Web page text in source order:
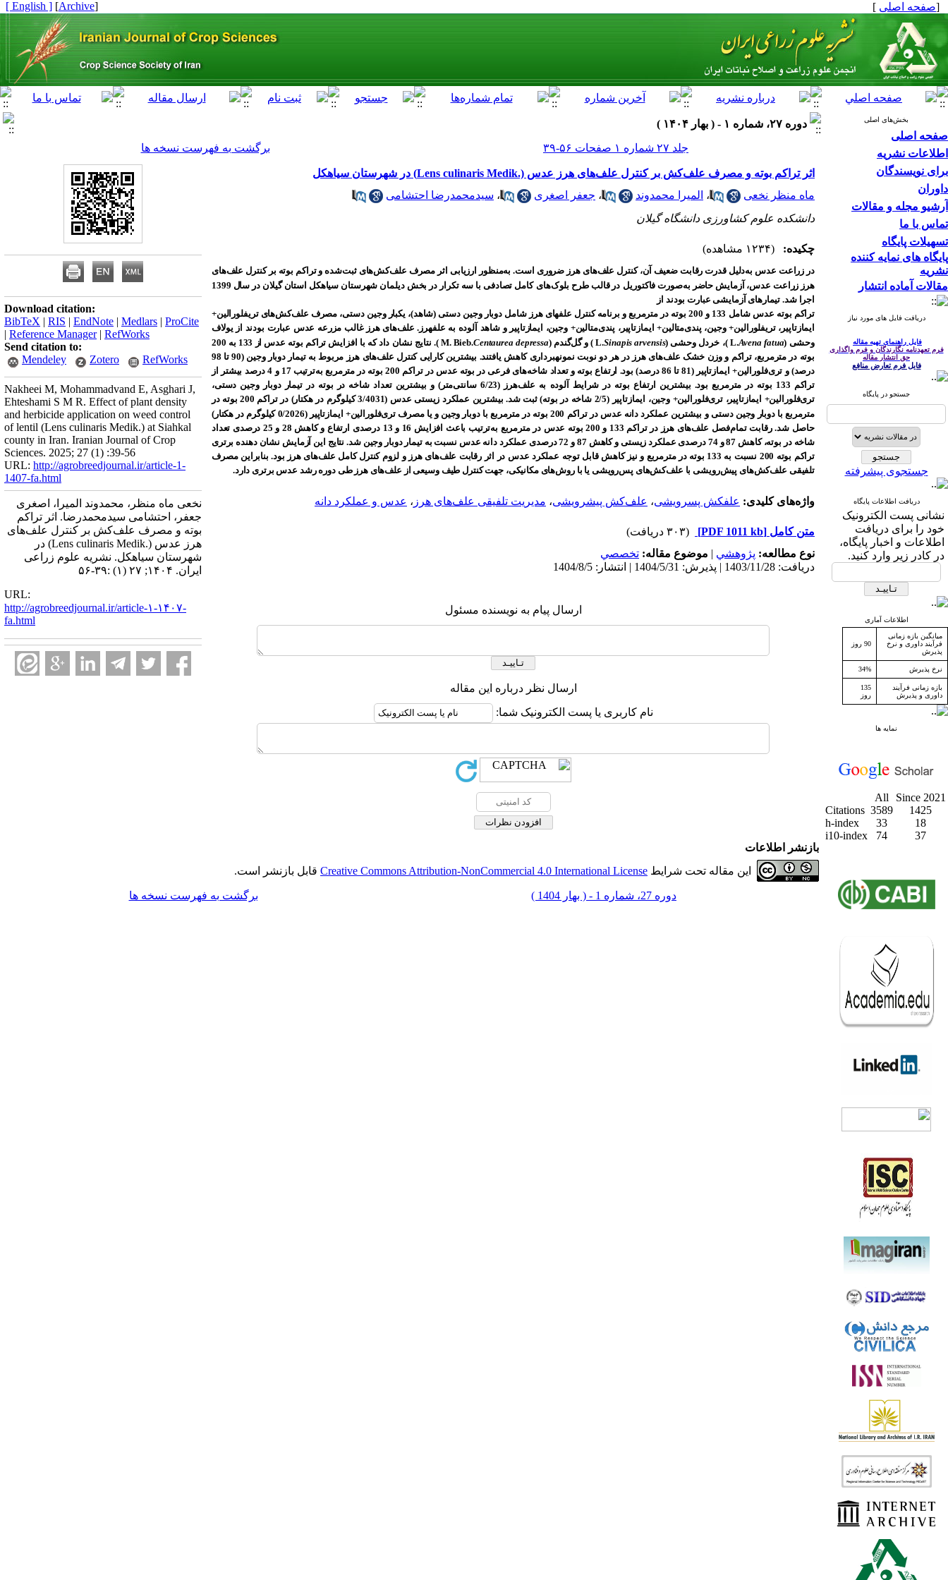
[صفحه اصلی ]
[
Archive
]
[ English ]
بخش‌های اصلی
صفحه اصلی
اطلاعات نشریه
برای نویسندگان
داوران
آرشیو مجله و مقالات
تماس با ما
تسهیلات پایگاه
پایگاه های نمایه کننده
نشریه
مقالات آماده انتشار
دریافت فایل های مورد نیاز
فایل راهنمای تهیه مقاله
فرم تعهدنامه نگارندگان و فرم واگذاری
حق انتشار مقاله
فایل فرم تعارض منافع
جستجو در پایگاه
جستجوی پیشرفته
دریافت اطلاعات پایگاه
نشانی پست الکترونیک
خود را برای دریافت
اطلاعات و اخبار پایگاه،
در کادر زیر وارد کنید.
اطلاعات آماری
میانگین بازه زمانی
فرآیند داوری و نرخ
پذیرش
90 روز
نرخ پذیرش 34%
بازه زمانی فرآیند
داوری و پذیرش
135
روز
نمایه ها
All
Since 2021
Citations 3589
1425
h-index
33
18
i10-index
74 37
دوره ۲۷، شماره ۱ - ( بهار ۱۴۰۴ )
جلد ۲۷ شماره ۱ صفحات ۵۶-۳۹
برگشت به فهرست نسخه ها
اثر تراکم بوته و مصرف علف‌کش بر کنترل علف‌های هرز عدس (.Lens culinaris Medik) در شهرستان سیاهکل
ماه منظر نخعی
، المیرا محمدوند ، جعفر اصغری ، سیدمحمدرضا احتشامی
دانشکده علوم کشاورزی دانشگاه گیلان
چکیده: (۱۲۳۴ مشاهده)
در زراعت عدس به‌دلیل قدرت رقابت ضعیف آن، کنترل علف‌های هرز ضروری است. به‌‌منظور ارزیابی اثر مصرف علف‌کش‌های ثبت‌شده و تراکم بوته بر کنترل علف‌های
هرز زراعت عدس، آزمایش حاضر به‌صورت فاکتوریل در قالب طرح بلوک‌های
کامل تصادفی با سه تکرار در بخش دیلمان شهرستان سیاهکل استان گیلان در سال 1399
اجرا شد. تیمارهای آزمایشی عبارت بودند از
تراکم بوته عدس شامل 133 و 200 بوته در مترمربع و برنامه کنترل علف‏های هرز شامل دوبار وجین دستی (شاهد)، یک‏بار وجین دستی، مصرف علف‌کش‌های تری‏فلورالین+
ایمازتاپیر، تری‏فلورالین+ وجین، پندی‌متالین+ ایمازتاپیر، پندی‌متالین+ وجین، ایمازتاپیر و شاهد آلوده به علف‏هرز. علف‌های هرز غالب مزرعه عدس عبارت بودند از یولاف
وحشی (Avena fatua
L.)، خردل وحشی (Sinapis arvensis
L. ) و گل‌گندم (Centaurea depressa
M. Bieb.
)
.
نتایج نشان داد که با افزایش تراکم بوته عدس از 133 به 200
بوته در مترمربع، تراکم و وزن خشک علف‌های هرز در هر دو نوبت نمونه‏برداری کاهش یافتند. بیشترین کارایی کنترل علف‌های هرز مربوط به تیمار دوبار وجین (90 تا 98
درصد) و تری‌فلورالین+ ایمازتاپیر (81 تا 86 درصد) بود. ارتفاع بوته و تعداد شاخه‌های فرعی در بوته عدس در تراکم 200 بوته در مترمربع به‌ترتیب 17 و 4 درصد بیشتر از
تراکم 133 بوته در مترمربع بود. بیشترین ارتفاع بوته در شرایط آلوده به علف‌هرز (6/23 سانتی‌متر) و بیشترین تعداد شاخه در بوته در تیمار دوبار وجین دستی،
تری‌فلورالین+ ایمازتاپیر، تری‌فلورالین+ وجین، ایمازتاپیر (2/5 شاخه در بوته) ثبت شد. بیشترین عملکرد زیستی عدس (3/4031 کیلوگرم در هکتار) در تراکم 200 بوته در
مترمربع با دوبار وجین دستی و
بیشترین عملکرد دانه عدس در تراکم 200 بوته در مترمربع با دوبار وجین و یا مصرف تری‌فلورالین+ ایمازتاپیر (0/2026 کیلوگرم در هکتار)
حاصل شد. رقابت تمام‌فصل علف‌های هرز در تراکم 133 و 200 بوته عدس در مترمربع به‌ترتیب باعث افزایش 16 و 13 درصدی ارتفاع و کاهش 28 و 25 درصدی تعداد
شاخه در بوته، کاهش 87 و 74 درصدی عملکرد زیستی و کاهش 87 و 72 درصدی عملکرد دانه عدس نسبت به تیمار دوبار وجین شد. نتایج این آزمایش نشان دهنده برتری
تراکم بوته 200 نسبت به 133 بوته در مترمربع و نیز کاهش قابل توجه عملکرد عدس در اثر رقابت علف‌های هرز و لزوم کنترل کامل علف
های هرز بود. بنابراین مصرف
تلفیقی علفکشهای پیش‌رویشی با علف‌کشهای پس‌رویشی یا با روشهای مکانیکی، جهت کنترل طیف وسیعی از علفهای هرز طی دوره رشد عدس برتری دارد.
واژه‌های کلیدی: علفکش پسرویشی، علف‌کش پیش‎رویشی ، مدیریت تلفیقی علف‌های هرز ، عدس و عملکرد دانه
متن کامل [PDF 1011 kb]
(۳۰۳ دریافت)
نوع مطالعه: پژوهشي | موضوع مقاله: تخصصي
دریافت: 1403/11/28 | پذیرش: 1404/5/31 | انتشار: 1404/8/5
ارسال پیام به نویسنده مسئول
ارسال نظر درباره این مقاله
نام کاربری یا پست الکترونیک شما:
Download citation:
BibTeX | RIS | EndNote | Medlars | ProCite
| Reference Manager| RefWorks
Send citation to:
Mendeley
Zotero RefWorks
Nakheei M, Mohammadvand E, Asghari J,
Ehteshami S M R. Effect of plant density
and herbicide application on weed control
of lentil (Lens culinaris Medik.) at Siahkal
county in Iran. Iranian Journal of Crop
Sciences. 2025; 27 (1) :39-56
URL: http://agrobreedjournal.ir/article-1-
1407-fa.html
نخعی ماه منظر، محمدوند المیرا، اصغری
جعفر، احتشامی سیدمحمدرضا. اثر تراکم
بوته و مصرف علف‌کش بر کنترل علف‌های
هرز عدس (.Lens culinaris Medik) در
شهرستان سیاهکل. نشریه علوم زراعی
ایران. ۱۴۰۴; ۲۷ (۱) :۳۹-۵۶
URL:
http://agrobreedjournal.ir/article-۱-۱۴۰۷-
fa.html
بازنشر اطلاعات
این مقاله تحت شرایط Creative Commons Attribution-NonCommercial 4.0 International License قابل بازنشر است.
دوره 27، شماره 1 - ( بهار 1404 ) برگشت به فهرست نسخه ها